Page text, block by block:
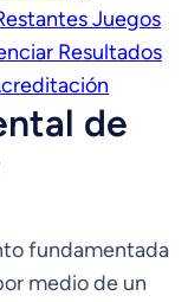
Juegos
Resultados
de
fundamentada
medio de un